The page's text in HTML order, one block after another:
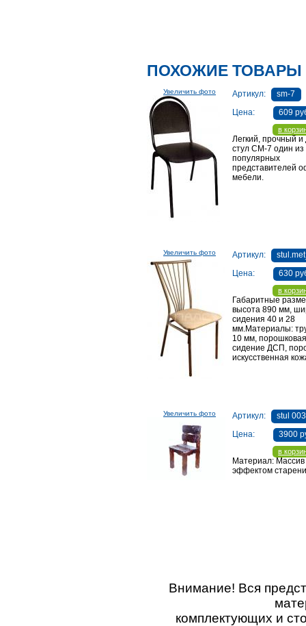
ПОХОЖИЕ ТОВАРЫ
Увеличить фото Артикул:
sm-7
Цена:
609
в
Легкий, прочный
стул СМ-7 один
популярных
представителей
мебели.
Увеличить фото Артикул:
Цена:
630
в
Габаритные
высота 890 мм,
сидения 40 и 28
мм.Материалы:
10 мм, порошковая
сидение ДСП,
искусственная
Увеличить фото Артикул:
stul
Цена:
3900
в
Материал: Массив
эффектом
Внимание! Вся
комплектующих и